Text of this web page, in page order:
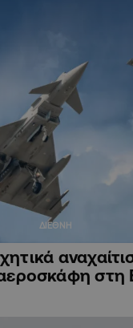
ΔΙΕΘΝΗ
στη